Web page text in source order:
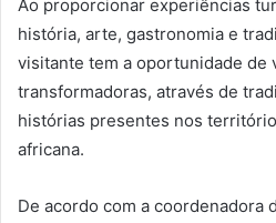
Ao proporcionar experiências
história, arte, gastronomia e
visitante tem a oportunidade de
transformadoras, através de
histórias presentes nos
africana.
De acordo com a coordenadora